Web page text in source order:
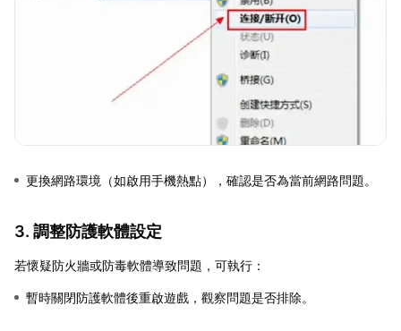
更換網路環境（如啟用手機熱點），確認是否為當前網路問題。
3. 調整防護軟體設定
若懷疑防火牆或防毒軟體導致問題，可執行：
暫時關閉防護軟體後重啟遊戲，觀察問題是否排除。